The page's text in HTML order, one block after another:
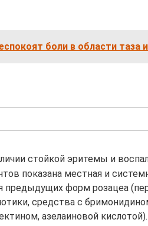
боли в области таза
стойкой эритемы и
показана местная и
предыдущих форм розацеа
средства с
азелаиновой кислотой).